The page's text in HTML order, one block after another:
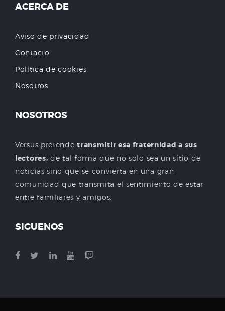
ACERCA DE
Aviso de privacidad
Contacto
Política de cookies
Nosotros
NOSOTROS
Versus pretendetransmitir esa fraternidad a sus
lectores, de tal forma que no solo sea un sitio de
noticias sino que se convierta en una gran
comunidad que transmita el sentimiento de estar
entre familiares y amigos.
SIGUENOS